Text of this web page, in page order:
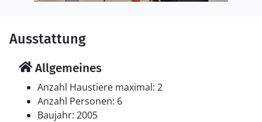
Ausstattung
Allgemeines
Anzahl Haustiere maximal: 2
Anzahl Personen: 6
Baujahr: 2005